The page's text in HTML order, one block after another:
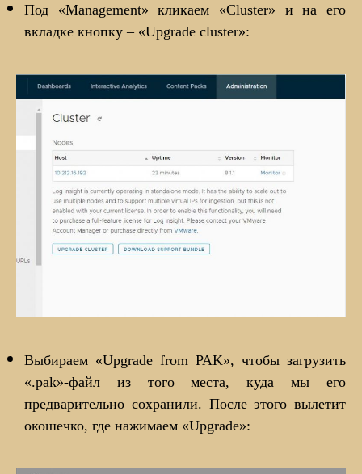
Под «Management» кликаем «Cluster» и на его
вкладке кнопку – «Upgrade cluster»:
Выбираем «Upgrade from PAK», чтобы загрузить
«.pak»-файл из того места, куда мы его
предварительно сохранили. После этого вылетит
окошечко, где нажимаем «Upgrade»: